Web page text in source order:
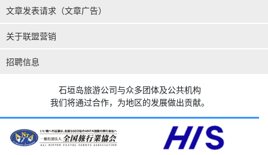
文章发表请求（文章广告）
关于联盟营销
招聘信息
石垣岛旅游公司与众多团体及公共机构
我们将通过合作，为地区的发展做出贡献。